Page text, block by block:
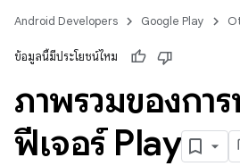
Android Developers Google Play
ข้อมูลนี้มีประโยชน์ไหม
ภาพรวมของกา
ฟีเจอร์ Play